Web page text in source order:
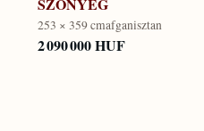
253 × 359 cmafganisztan
2 090 000 HUF